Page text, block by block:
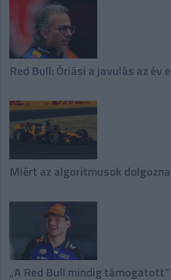
Red Bull: Óriási a javulás az év
Miért az algoritmusok
„A Red Bull mindig